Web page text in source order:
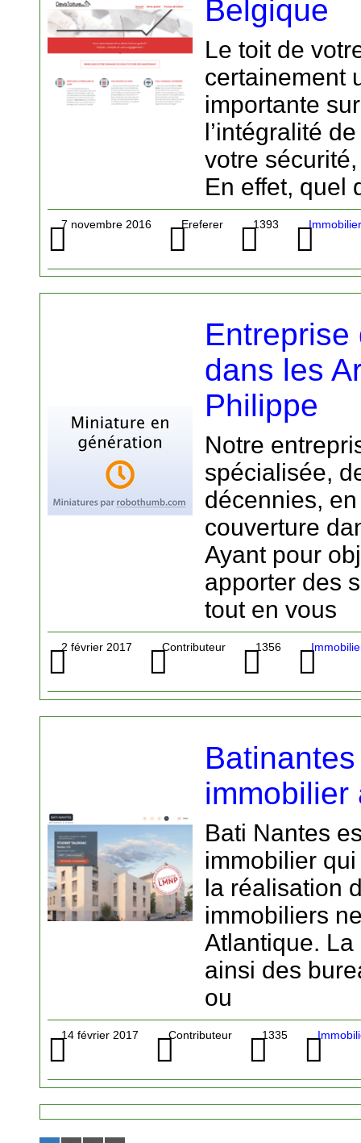
Belgique
Le toit de
certainement
importante
l’intégralité
votre
En effet, quel
7 novembre 2016 Ereferer 1393
Entreprise
dans les
Philippe
Notre
spécialisée,
décennies,
couverture
Ayant pour
apporter des
tout en vous
2 février 2017 Contributeur 1356
immobilier
Bati Nantes
immobilier
la réalisation
immobiliers
Atlantique.
ainsi des
ou
14 février 2017 Contributeur 1335